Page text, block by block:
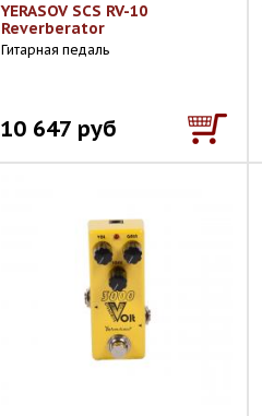
YERASOV SCS RV-10
Reverberator
Гитарная педаль
10 647 руб